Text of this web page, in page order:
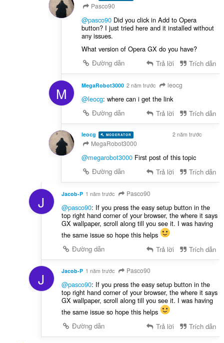
Pasco90
@pasco90Did you click in Add to Opera
button? I just tried here and it installed without
any issues.
What version of Opera GX do you have?
Đường dẫn
Trả lời Trích dẫn
M MegaRobot3000 2 năm trước leocg
@leocg: where can i get the link
Đường dẫn
Trả lời Trích dẫn
leocg MODERATOR 2 năm trước
MegaRobot3000
@megarobot3000First post of this topic
Đường dẫn
Trả lời Trích dẫn
J Jacob-P 1 năm trước Pasco90
@pasco90: If you press the easy setup button in the
top right hand corner of your browser, the where it says
GX wallpaper, scroll along till you see it. I was having
the same issue so hope this helps
Đường dẫn
Trả lời Trích dẫn
J Jacob-P 1 năm trước Pasco90
@pasco90: If you press the easy setup button in the
top right hand corner of your browser, the where it says
GX wallpaper, scroll along till you see it. I was having
the same issue so hope this helps
Đường dẫn
Trả lời Trích dẫn